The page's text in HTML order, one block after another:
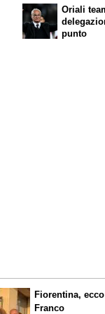
Oriali
punto
Fiorentina, ecco
Franco